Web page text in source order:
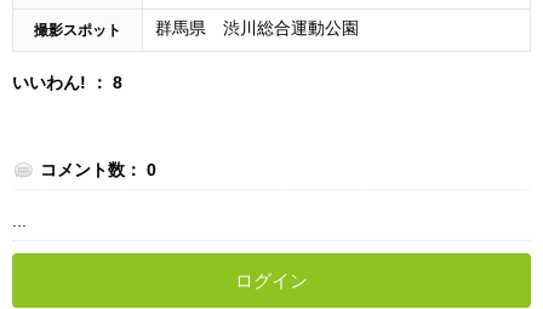
撮影スポット 群馬県 渋川総合運動公園
いいわん! ： 8
コメント数： 0
...
ログイン